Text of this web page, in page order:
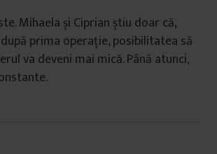
Mihaela și Ciprian știu doar că,
prima operație, posibilitatea să
va deveni mai mică. Până atunci,